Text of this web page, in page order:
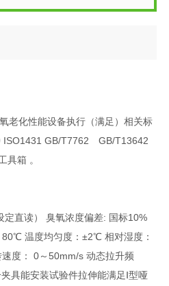
老化性能设备执行（满足）相关标
GB/T7762 GB/T13642
具箱 。
直读） 臭氧浓度偏差: 国标10%
温度均匀度：±2℃ 相对湿度：
度： 0～50mm/s 动态拉升频
具能安装试验件拉伸能满足Ⅰ型哑